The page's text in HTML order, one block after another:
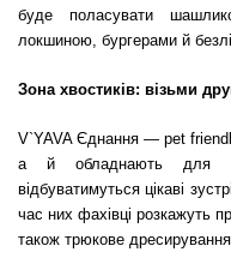
буде поласувати
локшиною, бургерами й
Зона хвостиків: візьми
V`YAVA Єднання — pet
а й обладнають для
відбуватимуться цікаві
час них фахівці розкажуть
також трюкове